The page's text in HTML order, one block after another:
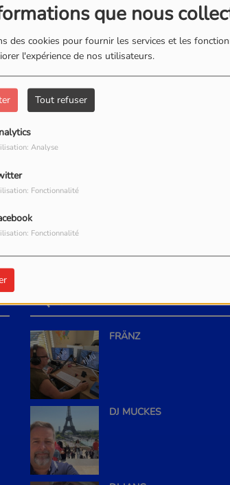
que nous
des cookies pour fournir les services et les
l'expérience de nos utilisateurs.
Tout refuser
Analyse
Fonctionnalité
Fonctionnalité
Soleil Bleu
75 Bleu Soleil
EQUIPE
FRÄNZ
DJ MUCKES